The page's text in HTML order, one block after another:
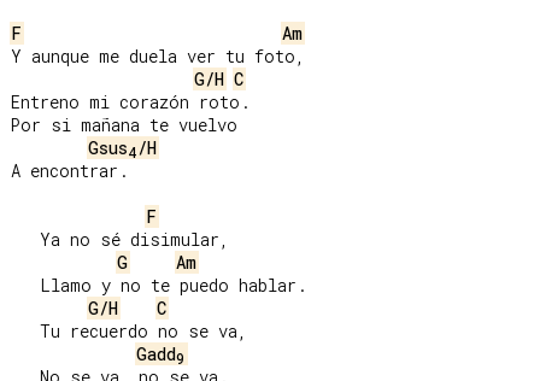
F
Am
Y aunque me duela ver tu foto,
G/H C
Entreno mi corazón roto.
Por si mañana te vuelvo
Gsus4/H
A encontrar.
F
G
Am
G/H
C
Gadd9